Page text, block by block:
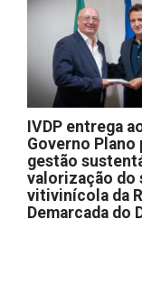
IVDP entrega
Governo Plano
gestão
valorização do
vitivinícola da
Demarcada do